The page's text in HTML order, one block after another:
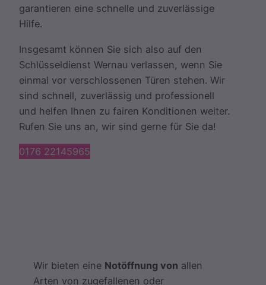
garantieren eine schnelle und zuverlässige
Hilfe.
Insgesamt können Sie sich also auf den
Schlüsseldienst Wernau verlassen, wenn Sie
einmal vor verschlossenen Türen stehen. Wir
sind schnell, zuverlässig und professionell
und helfen Ihnen zu fairen Konditionen weiter.
Rufen Sie uns an, wir sind gerne für Sie da!
0176 22145965
Wir bieten eine Notöffnung von allen
Arten von zugefallenen oder